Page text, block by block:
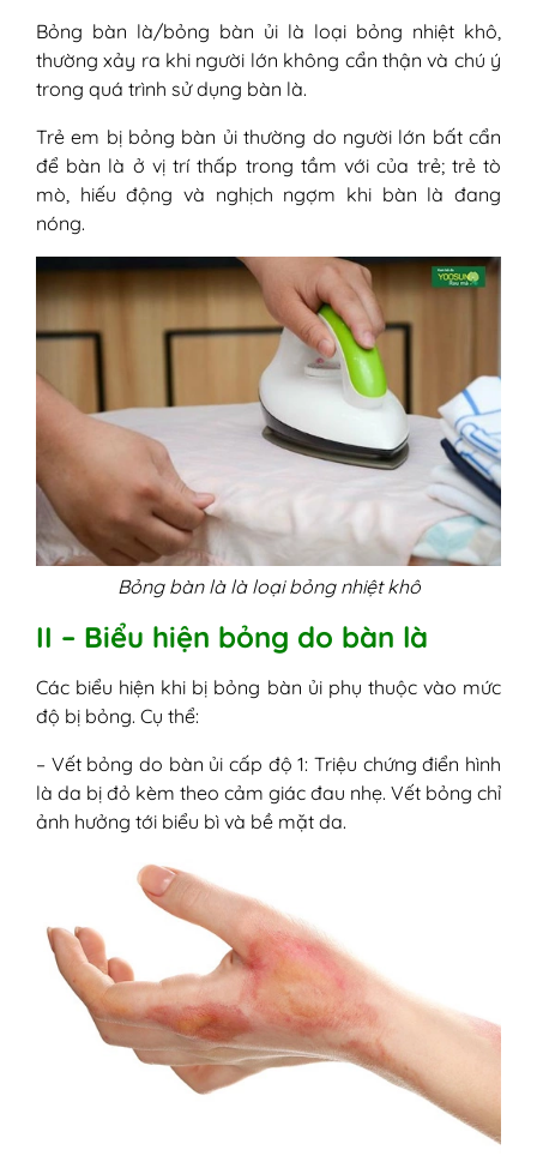
Bỏng bàn là/bỏng bàn ủi là loại bỏng nhiệt khô,
thường xảy ra khi người lớn không cẩn thận và chú ý
trong quá trình sử dụng bàn là.
Trẻ em bị bỏng bàn ủi thường do người lớn bất cẩn
để bàn là ở vị trí thấp trong tầm với của trẻ; trẻ tò
mò, hiếu động và nghịch ngợm khi bàn là đang
nóng.
Bỏng bàn là là loại bỏng nhiệt khô
II – Biểu hiện bỏng do bàn là
Các biểu hiện khi bị bỏng bàn ủi phụ thuộc vào mức
độ bị bỏng. Cụ thể:
– Vết bỏng do bàn ủi cấp độ 1: Triệu chứng điển hình
là da bị đỏ kèm theo cảm giác đau nhẹ. Vết bỏng chỉ
ảnh hưởng tới biểu bì và bề mặt da.